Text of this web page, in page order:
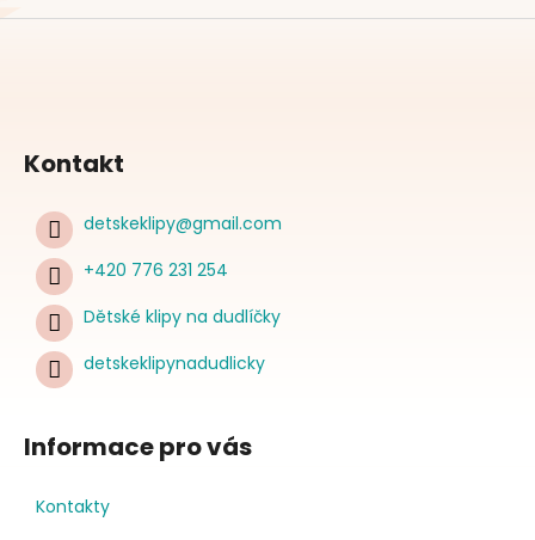
Kontakt
detskeklipy@gmail.com
+420 776 231 254
Dětské klipy na dudlíčky
detskeklipynadudlicky
Informace pro vás
Kontakty